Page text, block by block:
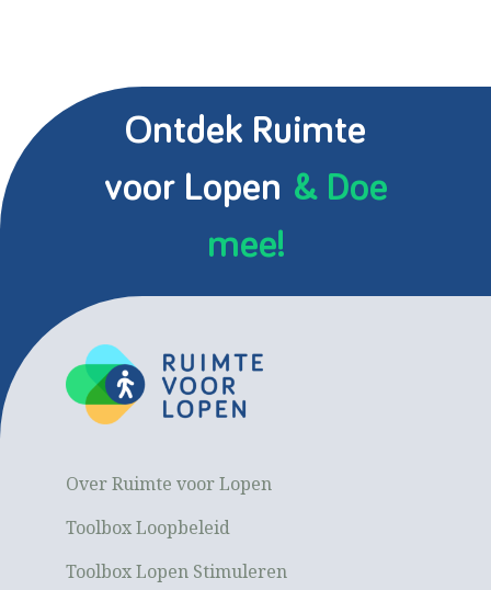
Ontdek Ruimte
voor Lopen & Doe
mee!
Over Ruimte voor Lopen
Toolbox Loopbeleid
Toolbox Lopen Stimuleren